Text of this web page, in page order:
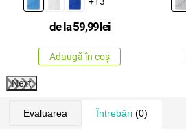
de la59,99 lei
Adaugă în coș
Next
Evaluarea Întrebări(0)